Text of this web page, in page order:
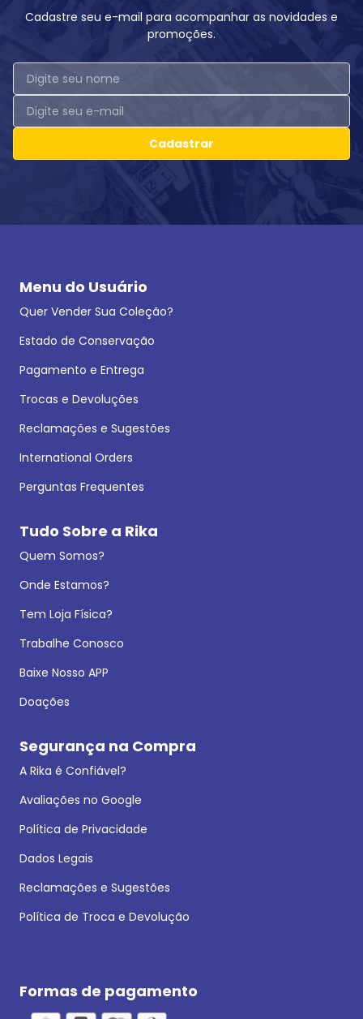
Cadastre seu e-mail para acompanhar as novidades e
promoções.
Cadastrar
Menu do Usuário
Quer Vender Sua Coleção?
Estado de Conservação
Pagamento e Entrega
Trocas e Devoluções
Reclamações e Sugestões
International Orders
Perguntas Frequentes
Tudo Sobre a Rika
Quem Somos?
Onde Estamos?
Tem Loja Física?
Trabalhe Conosco
Baixe Nosso APP
Doações
Segurança na Compra
A Rika é Confiável?
Avaliações no Google
Política de Privacidade
Dados Legais
Reclamações e Sugestões
Política de Troca e Devolução
Formas de pagamento